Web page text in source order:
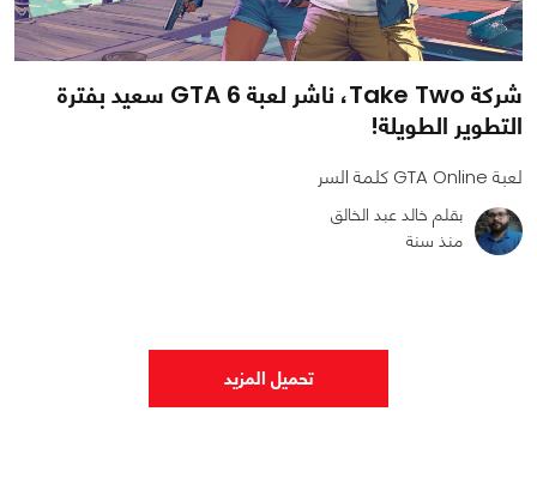
شركة Take Two، ناشر لعبة GTA 6 سعيد بفترة
التطوير الطويلة!
لعبة GTA Online كلمة السر
بقلم خالد عبد الخالق
منذ سنة
تحميل المزيد